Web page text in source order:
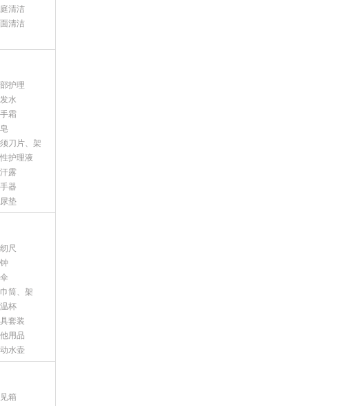
清洁
清洁
护理
水
霜
刀片、架
护理液
露
器
垫
尺
筒、架
杯
套装
用品
水壶
箱